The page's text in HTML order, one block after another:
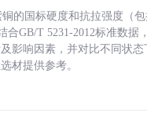
的国标硬度和抗拉强度（包
合GB/T 5231-2012标准数据
影响因素，并对比不同状态
材提供参考。